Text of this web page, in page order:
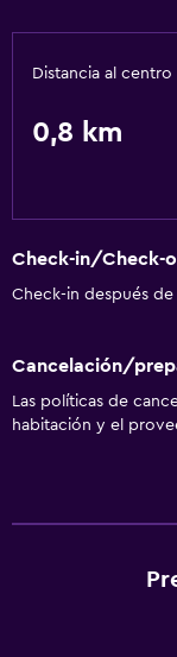
Estacionamiento
Traslado
Sistema de
TV de pantalla
Zona de trabajo
Distancia al centro
0,8 km
Check-in/Check-
Check-in después
Cancelación/
Las políticas de
habitación y el